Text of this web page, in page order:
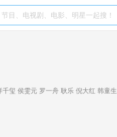
千玺 侯雯元 罗一舟 耿乐 倪大红 韩童生